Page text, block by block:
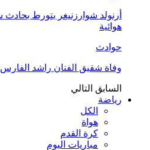
أرنولد شوارزنيغر يتورط
هوائية
حوادث
وفاة شقيق الفنان راشد
السابق التالي
رياضة
الكل
هواة
كرة القدم
مباريات اليوم